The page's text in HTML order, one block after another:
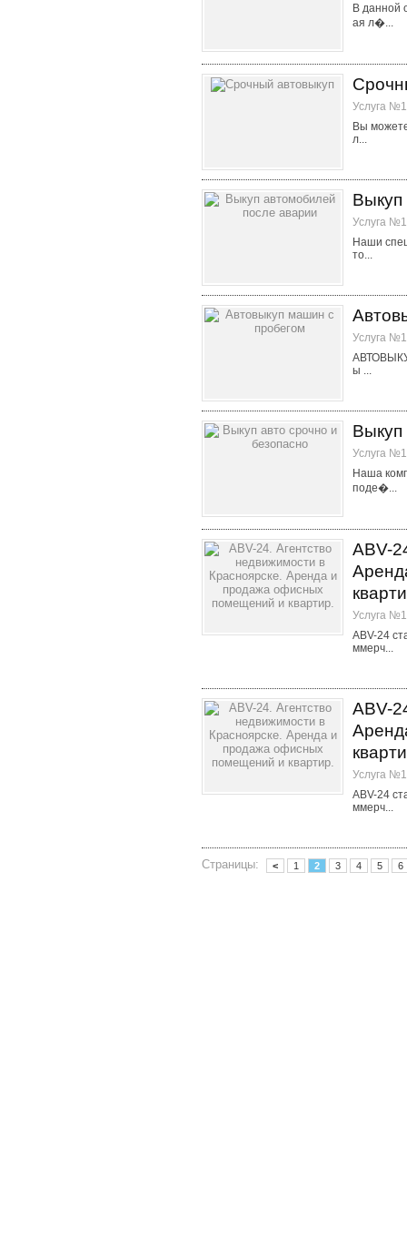
В данной
ая л�...
Услуга
Вы
л...
Выкуп
Услуга
Наши
то...
Услуга
ы ...
Выкуп
Услуга
Наша
поде�...
АBV-
Услуга
ABV-24
ммерч...
АBV-
Услуга
ABV-24
ммерч...
Страницы: < 1 2 3 4 5 6